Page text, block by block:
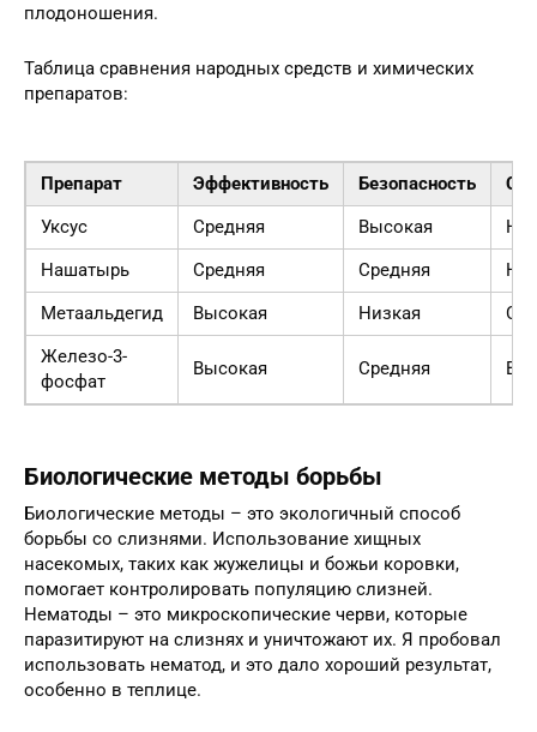
плодоношения.
Таблица сравнения народных средств и химических
препаратов:
Препарат Эффективность Безопасность
Уксус
Средняя Высокая
Нашатырь
Средняя Средняя
Метаальдегид
Высокая Низкая
Железо-3-
фосфат
Высокая Средняя
Биологические методы борьбы
Биологические методы – это экологичный способ
борьбы со слизнями. Использование хищных
насекомых, таких как жужелицы и божьи коровки,
помогает контролировать популяцию слизней.
Нематоды – это микроскопические черви, которые
паразитируют на слизнях и уничтожают их. Я пробовал
использовать нематод, и это дало хороший результат,
особенно в теплице.